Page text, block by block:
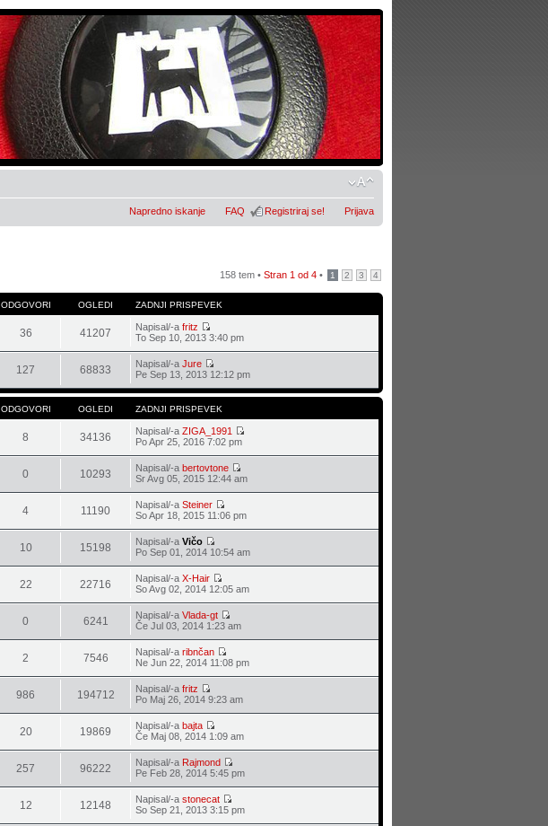
Napredno iskanje FAQ Registriraj se! Prijava
158 tem • Stran 1 od 4• 1 2 3 4
ODGOVORI OGLEDI ZADNJI PRISPEVEK
36 41207 Napisal/-afritz
To Sep 10, 2013 3:40 pm
127 68833 Napisal/-aJure
Pe Sep 13, 2013 12:12 pm
ODGOVORI OGLEDI ZADNJI PRISPEVEK
8 34136 Napisal/-aZIGA_1991
Po Apr 25, 2016 7:02 pm
0 10293 Napisal/-abertovtone
Sr Avg 05, 2015 12:44 am
4 11190 Napisal/-aSteiner
So Apr 18, 2015 11:06 pm
10 15198 Napisal/-aVičo
Po Sep 01, 2014 10:54 am
22 22716 Napisal/-aX-Hair
So Avg 02, 2014 12:05 am
0 6241 Napisal/-aVlada-gt
Če Jul 03, 2014 1:23 am
2 7546 Napisal/-aribnčan
Ne Jun 22, 2014 11:08 pm
986 194712 Napisal/-afritz
Po Maj 26, 2014 9:23 am
20 19869 Napisal/-abajta
Če Maj 08, 2014 1:09 am
257 96222 Napisal/-a Rajmond
Pe Feb 28, 2014 5:45 pm
12 12148 Napisal/-astonecat
So Sep 21, 2013 3:15 pm